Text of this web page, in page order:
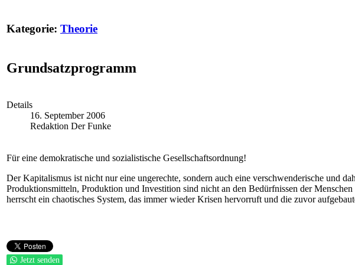
Kategorie: Theorie
Grundsatzprogramm
Details
16. September 2006
Redaktion Der Funke
Für eine demokratische und sozialistische Gesellschaftsordnung!
Der Kapitalismus ist nicht nur eine ungerechte, sondern auch eine verschwenderische und
Produktionsmitteln, Produktion und Investition sind nicht an den Bedürfnissen der
herrscht ein chaotisches System, das immer wieder Krisen hervorruft und die zuvor
Jetzt senden